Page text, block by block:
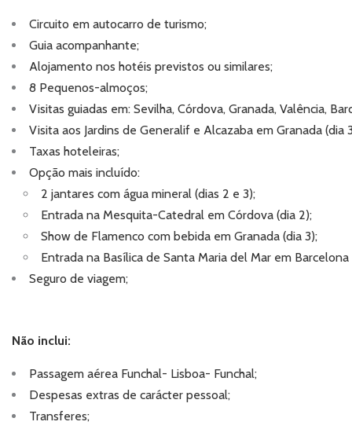
Circuito em autocarro de turismo;
Guia acompanhante;
Alojamento nos hotéis previstos ou similares;
8 Pequenos-almoços;
Visitas guiadas em: Sevilha, Córdova, Granada, Valência,
Visita aos Jardins de Generalif e Alcazaba em Granada (dia
Taxas hoteleiras;
Opção mais incluído:
2 jantares com água mineral (dias 2 e 3);
Entrada na Mesquita-Catedral em Córdova (dia 2);
Show de Flamenco com bebida em Granada (dia 3);
Entrada na Basílica de Santa Maria del Mar em Barcelona
Seguro de viagem;
Não inclui:
Passagem aérea Funchal- Lisboa- Funchal;
Despesas extras de carácter pessoal;
Transferes;